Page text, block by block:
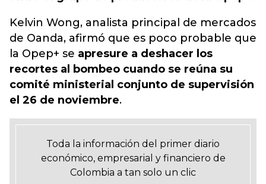
Kelvin Wong, analista principal de mercados
de Oanda, afirmó que es poco probable que
la Opep+ se apresure a deshacer los
recortes al bombeo cuando se reúna su
comité ministerial conjunto de supervisión
el 26 de noviembre.
Toda la información del primer diario
económico, empresarial y financiero de
Colombia a tan solo un clic